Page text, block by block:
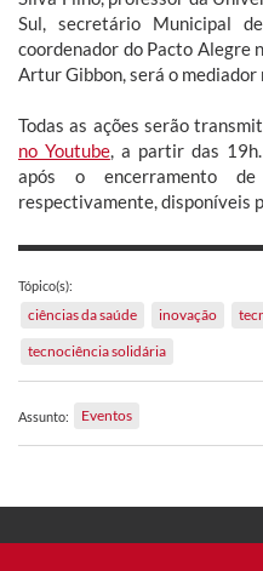
Sul, secretário Municipal
coordenador do Pacto Alegre
Artur Gibbon, será o mediador
Todas as ações serão
no Youtube, a partir das
após o encerramento
respectivamente, disponíveis
Tópico(s):
ciências da saúde inovação
tecnociência solidária
Assunto: Eventos